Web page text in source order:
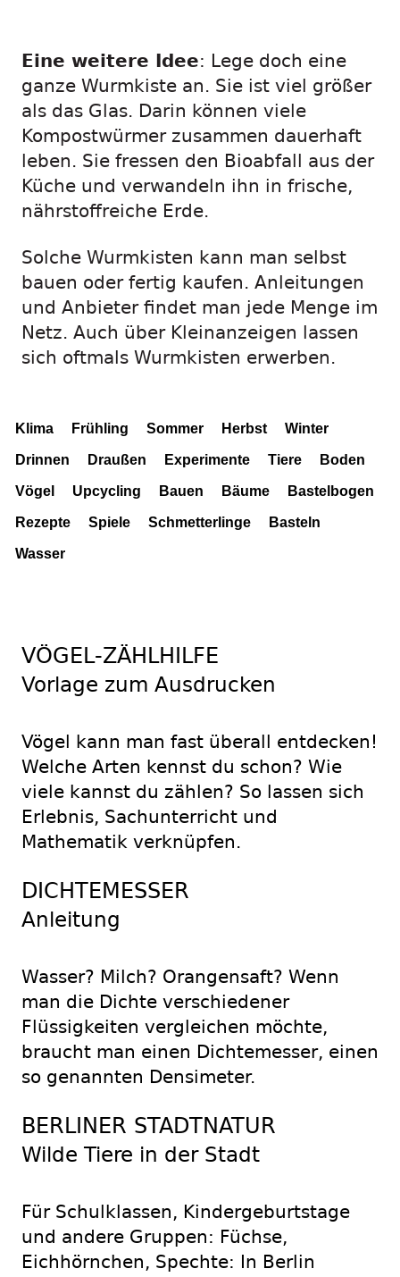
Eine weitere Idee: Lege doch eine
ganze Wurmkiste an. Sie ist viel größer
als das Glas. Darin können viele
Kompostwürmer zusammen dauerhaft
leben. Sie fressen den Bioabfall aus der
Küche und verwandeln ihn in frische,
nährstoffreiche Erde.
Solche Wurmkisten kann man selbst
bauen oder fertig kaufen. Anleitungen
und Anbieter findet man jede Menge im
Netz. Auch über Kleinanzeigen lassen
sich oftmals Wurmkisten erwerben.
Klima Frühling Sommer Herbst Winter
Drinnen Draußen Experimente Tiere Boden
Vögel Upcycling Bauen Bäume Bastelbogen
Rezepte Spiele Schmetterlinge Basteln
Wasser
VÖGEL-ZÄHLHILFE
Vorlage zum Ausdrucken
Vögel kann man fast überall entdecken!
Welche Arten kennst du schon? Wie
viele kannst du zählen? So lassen sich
Erlebnis, Sachunterricht und
Mathematik verknüpfen.
DICHTEMESSER
Anleitung
Wasser? Milch? Orangensaft? Wenn
man die Dichte verschiedener
Flüssigkeiten vergleichen möchte,
braucht man einen Dichtemesser, einen
so genannten Densimeter.
BERLINER STADTNATUR
Wilde Tiere in der Stadt
Für Schulklassen, Kindergeburtstage
und andere Gruppen: Füchse,
Eichhörnchen, Spechte: In Berlin